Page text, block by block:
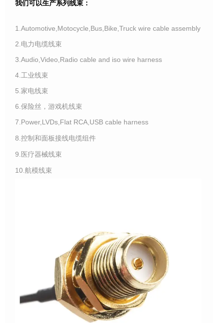
我们可以生产系列线束：
1.Automotive,Motocycle,Bus,Bike,Truck wire cable assembly
2.电力电缆线束
3.Audio,Video,Radio cable and iso wire harness
4.工业线束
5.家电线束
6.保险丝，游戏机线束
7.Power,LVDs,Flat RCA,USB cable harness
8.控制和面板接线电缆组件
9.医疗器械线束
10.航模线束